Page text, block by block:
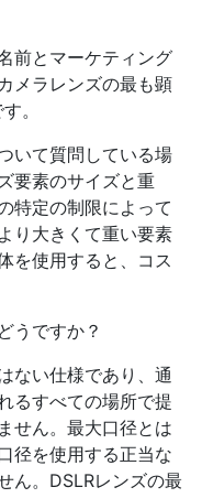
前とマーケティング
メラレンズの最も顕
。
いて質問している場
要素のサイズと重
特定の制限によって
り大きくて重い要素
を使用すると、コス
うですか？
ない仕様であり、通
るすべての場所で提
せん。最大口径とは
径を使用する正当な
ん。DSLRレンズの最